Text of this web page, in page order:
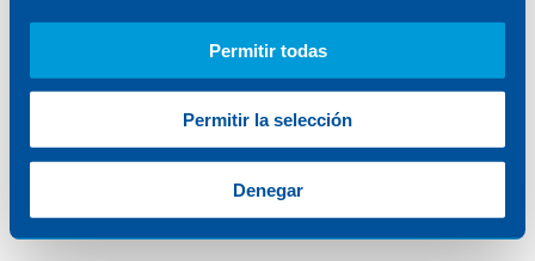
Permitir todas
Permitir la selección
Denegar